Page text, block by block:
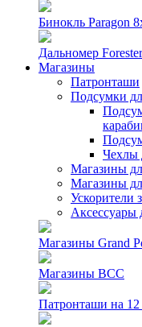
Бинокль Paragon
Дальномер Forester
Магазины
Патронташи
Подсумки
Чехлы
Магазины
Магазины
Ускорители
Аксессуары
Магазины Grand
Магазины ВСС
Патронташи на 12